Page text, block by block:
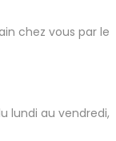
chez vous par le
lundi au vendredi,